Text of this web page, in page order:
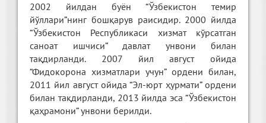
2002 йилдан буён “Ўзбекистон темир
йўллари”нинг бошқарув раисидир. 2000 йилда
“Ўзбекистон Республикаси хизмат кўрсатган
саноат ишчиси” давлат унвони билан
тақдирланди. 2007 йил август ойида
“Фидокорона хизматлари учун” ордени билан,
2011 йил август ойида “Эл-юрт ҳурмати” ордени
билан тақдирланди, 2013 йилда эса “Ўзбекистон
қаҳрамони” унвони берилди.